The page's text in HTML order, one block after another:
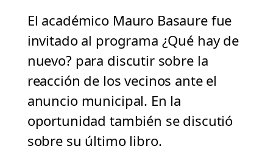
El académico Mauro Basaure fue
invitado al programa ¿Qué hay de
nuevo? para discutir sobre la
reacción de los vecinos ante el
anuncio municipal. En la
oportunidad también se discutió
sobre su último libro.